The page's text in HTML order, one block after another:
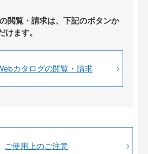
閲覧・請求は、下記のボタンか
けます。
カタログの閲覧・請求
ご使用上のご注意